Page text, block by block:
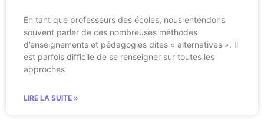
En tant que professeurs des écoles, nous entendons
souvent parler de ces nombreuses méthodes
d’enseignements et pédagogies dites « alternatives ». Il
est parfois difficile de se renseigner sur toutes les
approches
LIRE LA SUITE »